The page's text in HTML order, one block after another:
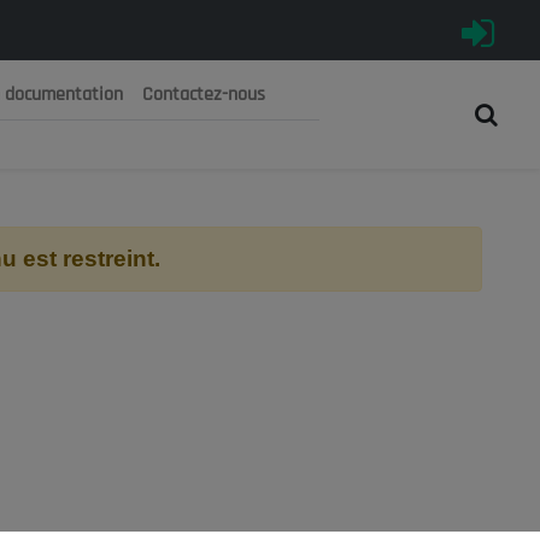
الجزائرية الديمقراطية الشعبية
documentation Contactez-nous
est restreint.